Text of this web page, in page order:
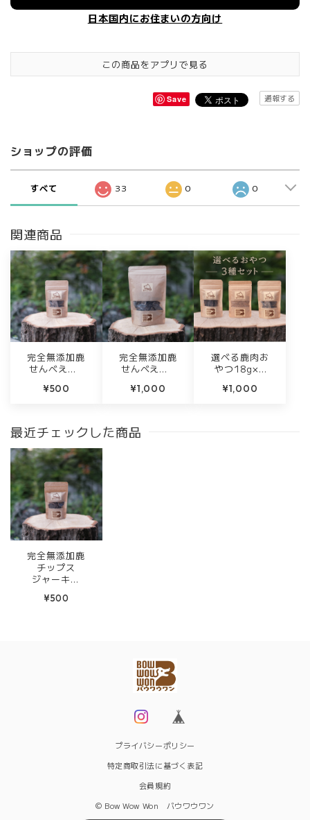
日本国内にお住まいの方向け
この商品をアプリで見る
Save 通報する
ショップの評価
すべて 33 0 0
関連商品
完全無添加鹿
せんべえ【1
¥500
完全無添加鹿
せんべえ【6
¥1,000
選べる鹿肉お
やつ18g×3
全無添加・徳
¥1,000
最近チェックした商品
完全無添加鹿
チップス
ジャーキー
¥500
プライバシーポリシー
特定商取引法に基づく表記
会員規約
© Bow Wow Won バウワウワン